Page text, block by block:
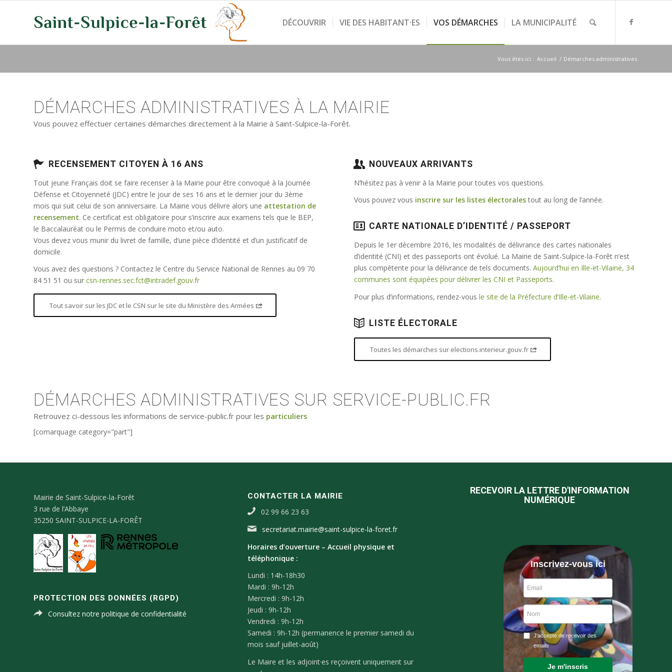
DÉCOUVRIR VIE DES HABITANT·ES VOS DÉMARCHES LA MUNICIPALITÉ
Vous êtes ici : Accueil / Démarches administratives
DÉMARCHES ADMINISTRATIVES À LA MAIRIE
Vous pouvez effectuer certaines démarches directement à la Mairie à Saint-Sulpice-la-Forêt.
RECENSEMENT CITOYEN À 16 ANS
Tout jeune Français doit se faire recenser à la Mairie pour être convoqué à la Journée
Défense et Citoyenneté (JDC) entre le jour de ses 16 ans et le dernier jour du 3ème
mois qui suit celui de son anniversaire. La Mairie vous délivre alors une attestation de
recensement. Ce certificat est obligatoire pour s’inscrire aux examens tels que le BEP,
le Baccalauréat ou le Permis de conduire moto et/ou auto.
Vous devez vous munir du livret de famille, d’une pièce d’identité et d’un justificatif de
domicile.
Vous avez des questions ? Contactez le Centre du Service National de Rennes au 09 70
84 51 51 ou sur csn-rennes.sec.fct@intradef.gouv.fr
Tout savoir sur les JDC et le CSN sur le site du Ministère des Armées
NOUVEAUX ARRIVANTS
N’hésitez pas à venir à la Mairie pour toutes vos questions.
Vous pouvez vous inscrire sur les listes électoralestout au long de l’année.
CARTE NATIONALE D’IDENTITÉ / PASSEPORT
Depuis le 1er décembre 2016, les modalités de délivrance des cartes nationales
d’identité (CNI) et des passeports ont évolué. La Mairie de Saint-Sulpice-la-Forêt n’est
plus compétente pour la délivrance de tels documents.Aujourd’hui en Ille-et-Vilaine, 34
communes sont équipées pour délivrer les CNI et Passeports.
Pour plus d’informations, rendez-vousle site de la Préfecture d’Ille-et-Vilaine.
LISTE ÉLECTORALE
Toutes les démarches sur elections.interieur.gouv.fr
DÉMARCHES ADMINISTRATIVES SUR SERVICE-PUBLIC.FR
Retrouvez ci-dessous les informations de service-public.fr pour les particuliers
[comarquage category="part"]
Mairie de Saint-Sulpice-la-Forêt
3 rue de l’Abbaye
35250 SAINT-SULPICE-LA-FORÊT
PROTECTION DES DONNÉES (RGPD)
Consultez notre politique de confidentialité
CONTACTER LA MAIRIE
02 99 66 23 63
secretariat.mairie@saint-sulpice-la-foret.fr
Horaires d’ouverture – Accueil physique et
téléphonique :
Lundi : 14h-18h30
Mardi : 9h-12h
Mercredi : 9h-12h
Jeudi : 9h-12h
Vendredi : 9h-12h
Samedi : 9h-12h (permanence le premier samedi du
mois sauf juillet-août)
Le Maire et les adjoint·es reçoivent uniquement sur
RECEVOIR LA LETTRE D'INFORMATION
NUMÉRIQUE
Inscrivez-vous ici
J'accepte de recevoir des
emails
Je m'inscris